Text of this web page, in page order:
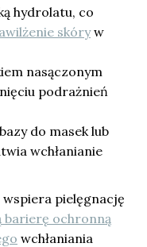
hydrolatu, co
skóryw
nasączonym
podrażnień
do masek lub
wchłanianie
pielęgnację
barierę ochronną
wchłaniania